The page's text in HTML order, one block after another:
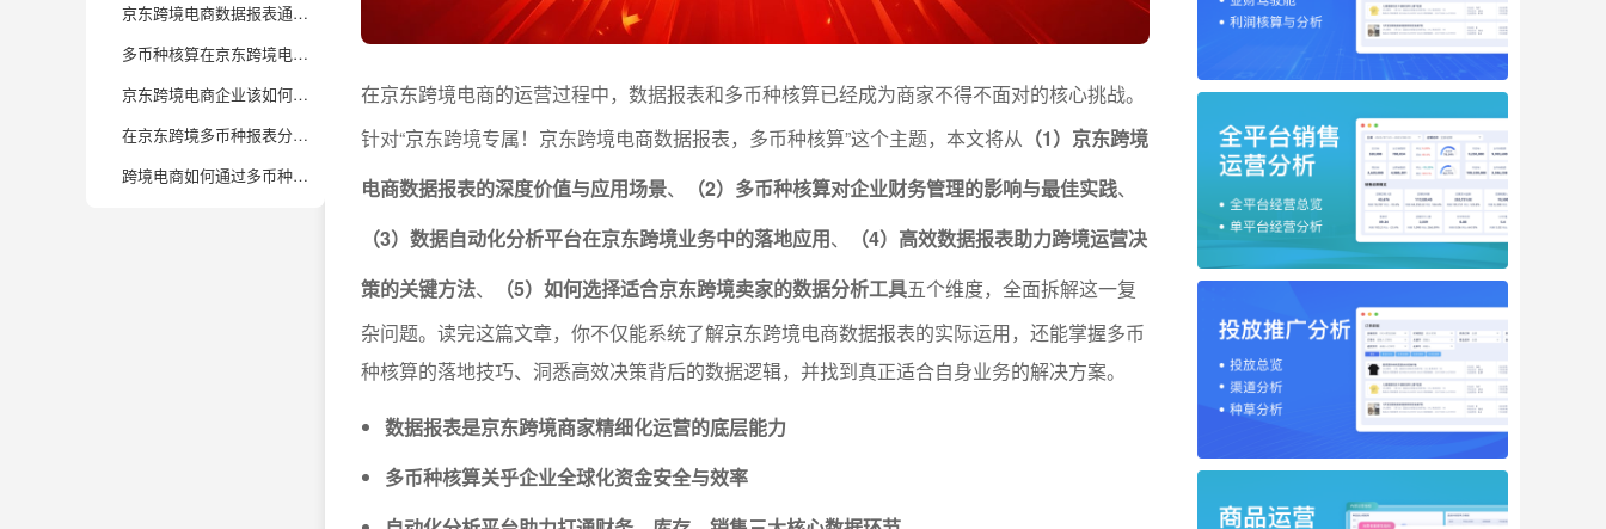
京东跨境电商数据报表通常包含哪些核心指标？
多币种核算在京东跨境电商数据分析中为什么如此重要？
京东跨境电商企业该如何高效搭建多币种核算的数据报表？
在京东跨境多币种报表分析中，企业常见的“坑”有哪些？又该如何规避？
跨境电商如何通过多币种数据分析，驱动业务增长和全球化布局？
在京东跨境电商的运营过程中，数据报表和多币种核算已经成为商家不得不面对的核心挑战。
针对“京东跨境专属！京东跨境电商数据报表，多币种核算”这个主题，本文将从 （1）京东跨境
电商数据报表的深度价值与应用场景、 （2）多币种核算对企业财务管理的影响与最佳实践、
（3）数据自动化分析平台在京东跨境业务中的落地应用、
（4）高效数据报表助力跨境运营决
策的关键方法、 （5）如何选择适合京东跨境卖家的数据分析工具五个维度，全面拆解这一复
杂问题。读完这篇文章，你不仅能系统了解京东跨境电商数据报表的实际运用，还能掌握多币
种核算的落地技巧、洞悉高效决策背后的数据逻辑，并找到真正适合自身业务的解决方案。
数据报表是京东跨境商家精细化运营的底层能力
多币种核算关乎企业全球化资金安全与效率